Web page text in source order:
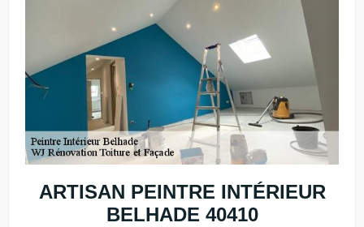
ARTISAN PEINTRE INTÉRIEUR
BELHADE 40410